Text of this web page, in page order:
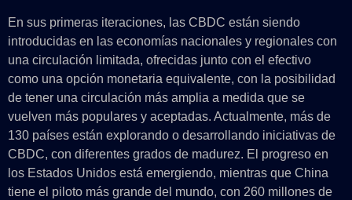
En sus primeras iteraciones, las CBDC están siendo
introducidas en las economías nacionales y regionales con
una circulación limitada, ofrecidas junto con el efectivo
como una opción monetaria equivalente, con la posibilidad
de tener una circulación más amplia a medida que se
vuelven más populares y aceptadas. Actualmente, más de
130 países están explorando o desarrollando iniciativas de
CBDC, con diferentes grados de madurez. El progreso en
los Estados Unidos está emergiendo, mientras que China
tiene el piloto más grande del mundo, con 260 millones de